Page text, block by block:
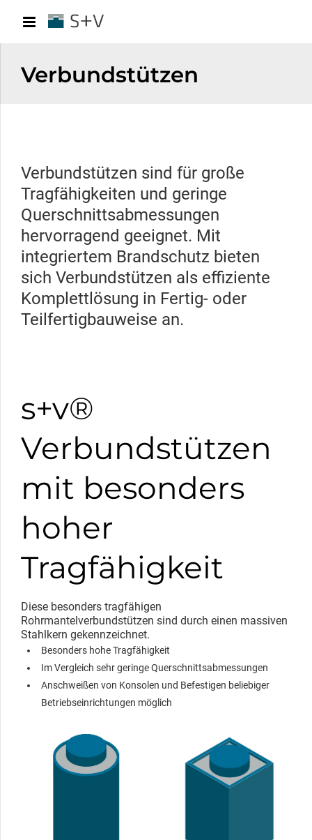
Verbundstützen
Verbundstützen sind für große
Tragfähigkeiten und geringe
Querschnittsabmessungen
hervorragend geeignet. Mit
integriertem Brandschutz bieten
sich Verbundstützen als effiziente
Komplettlösung in Fertig- oder
Teilfertigbauweise an.
s+v®
Verbundstützen
mit besonders
hoher
Tragfähigkeit
Diese besonders tragfähigen
Rohrmantelverbundstützen sind durch einen massiven
Stahlkern gekennzeichnet.
Besonders hohe Tragfähigkeit
Im Vergleich sehr geringe Querschnittsabmessungen
Anschweißen von Konsolen und Befestigen beliebiger
Betriebseinrichtungen möglich